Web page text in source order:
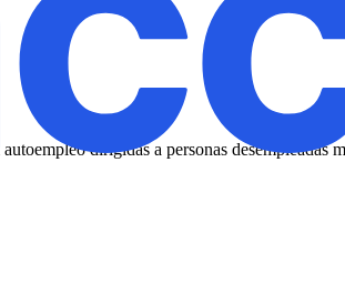
dirigidas a personas desempleadas